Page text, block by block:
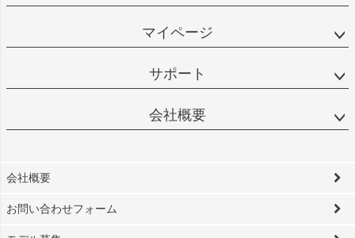
マイページ
サポート
会社概要
会社概要
お問い合わせフォーム